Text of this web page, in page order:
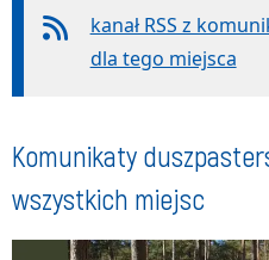
kanał RSS z
dla tego miejsca
Komunikaty
wszystkich miejsc